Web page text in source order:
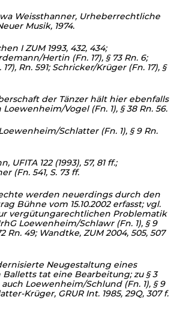
Weissthanner, Urheberrechtliche
Musik, 1974.
I ZUM 1993, 432, 434;
Hertin (Fn. 17), § 73 Rn. 6;
Rn. 591; Schricker/Krüger (Fn. 17), §
der Tänzer hält hier ebenfalls
Vogel (Fn. 1), § 38 Rn. 56.
Schlatter (Fn. 1), § 9 Rn.
UFITA 122 (1993), 57, 81 ff.;
(Fn. 541, S. 73 ff.
werden neuerdings durch den
Bühne vom 15.10.2002 erfasst; vgl.
vergütungarechtlichen Problematik
Loewenheim/Schlawr (Fn. 1), § 9
Rn. 49; Wandtke, ZUM 2004, 505, 507
Neugestaltung eines
Balletts tat eine Bearbeitung; zu § 3
Loewenheim/Schlund (Fn. 1), § 9
Krüger, GRUR Int. 1985, 29Q, 307 f.